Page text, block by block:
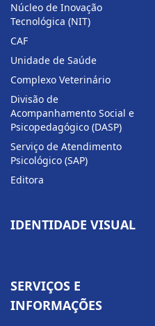
Núcleo de Inovação
Tecnológica (NIT)
CAF
Unidade de Saúde
Complexo Veterinário
Divisão de
Acompanhamento Social e
Psicopedagógico (DASP)
Serviço de Atendimento
Psicológico (SAP)
Editora
IDENTIDADE VISUAL
SERVIÇOS E
INFORMAÇÕES